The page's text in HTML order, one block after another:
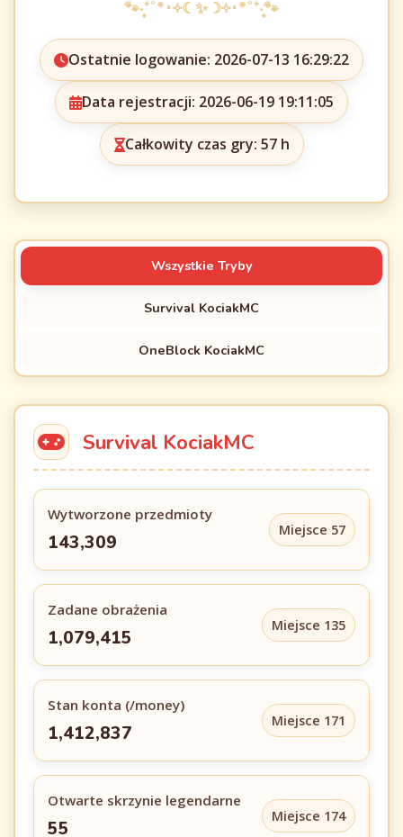
Ostatnie logowanie: 2026-07-13 16:29:22
Data rejestracji: 2026-06-19 19:11:05
Całkowity czas gry: 57 h
Wszystkie Tryby
Survival KociakMC
OneBlock KociakMC
Survival KociakMC
Wytworzone przedmioty
143,309
Miejsce 57
Zadane obrażenia
1,079,415
Miejsce 135
Stan konta (/money)
1,412,837
Miejsce 171
Otwarte skrzynie legendarne
55
Miejsce 174